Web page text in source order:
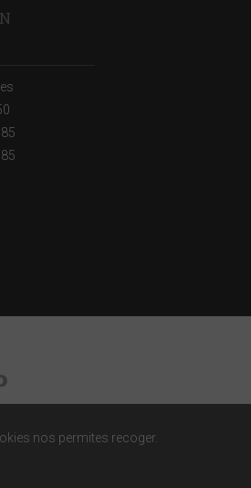
nos permites recoger.